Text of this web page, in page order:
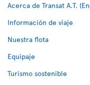
Acerca de Transat A.T.
Información de viaje
Nuestra flota
Equipaje
Turismo sostenible